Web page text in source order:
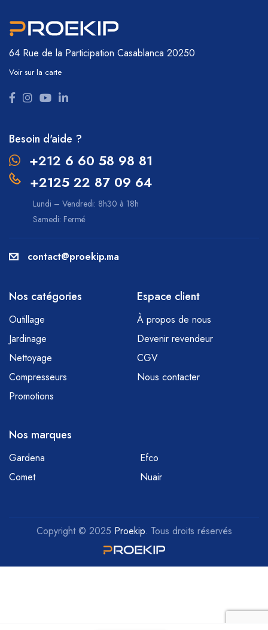
64 Rue de la Participation Casablanca 20250
Voir sur la carte
Besoin d'aide ?
+212 6 60 58 98 81
+2125 22 87 09 64
Lundi – Vendredi: 8h30 à 18h
Samedi: Fermé
contact@proekip.ma
Nos catégories
Outillage
Jardinage
Nettoyage
Compresseurs
Promotions
Espace client
À propos de nous
Devenir revendeur
CGV
Nous contacter
Nos marques
Gardena
Efco
Comet
Nuair
Copyright © 2025 Proekip. Tous droits réservés